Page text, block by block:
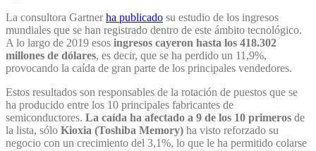
La consultora Gartnerha publicado su estudio de los ingresos
mundiales que se han registrado dentro de este ámbito tecnológico.
A lo largo de 2019 esos ingresos cayeron hasta los 418.302
millones de dólares, es decir, que se ha perdido un 11,9%,
provocando la caída de gran parte de los principales vendedores.
Estos resultados son responsables de la rotación de puestos que se
ha producido entre los 10 principales fabricantes de
semiconductores. La caída ha afectado a 9 de los 10 primeros de
la lista, sólo Kioxia (Toshiba Memory) ha visto reforzado su
negocio con un crecimiento del 3,1%, lo que le ha permitido colarse